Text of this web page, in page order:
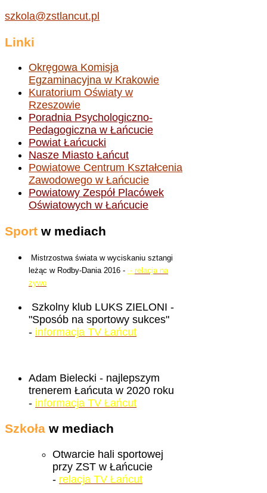
szkola@zstlancut.pl
Linki
Okręgowa Komisja
Egzaminacyjna w Krakowie
Kuratorium Oświaty w
Rzeszowie
Poradnia Psychologiczno-
Pedagogiczna w Łańcucie
Powiat Łańcucki
Nasze Miasto Łańcut
Powiatowe Centrum Kształcenia
Zawodowego w Łańcucie
Powiatowy Zespół Placówek
Oświatowych w Łańcucie
Sport w mediach
Mistrzostwa świata w wyciskaniu sztangi
leżąc w Rodby-Dania 2016 - - relacja na
żywo
Szkolny klub LUKS ZIELONI -
"Sposób na sportowy sukces"
- informacja TV Łańcut
Adam Bielecki - najlepszym
trenerem Łańcuta w 2020 roku
- informacja TV Łańcut
Szkoła w mediach
Otwarcie hali sportowej
przy ZST w Łańcucie
- relacja TV Łańcut